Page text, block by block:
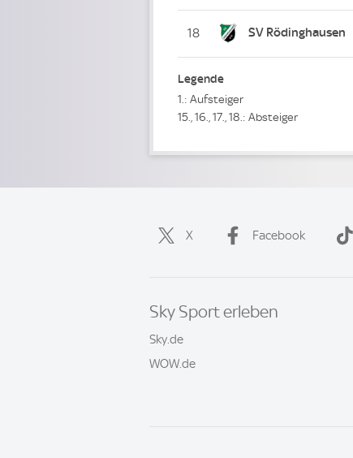
18 SV Rödinghausen
Legende
1.: Aufsteiger
15., 16., 17., 18.: Absteiger
X Facebook
Sky Sport erleben
Sky.de
WOW.de